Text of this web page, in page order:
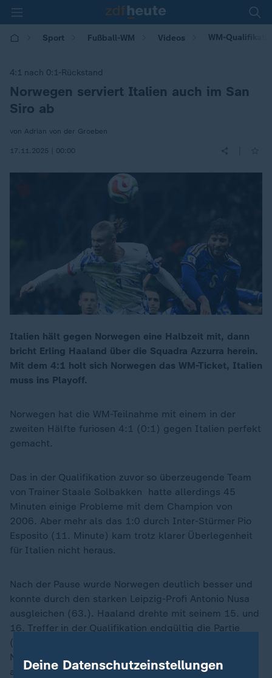
Sport Fußball-WM Videos WM-
4:1 nach 0:1-Rückstand
:Norwegen serviert Italien auch im San
Siro ab
von Adrian von der Groeben
17.11.2025 | 00:00
Italien hält gegen Norwegen eine Halbzeit mit, dann
bricht Erling Haaland über die Squadra Azzurra herein.
Mit dem 4:1 holt sich Norwegen das WM-Ticket, Italien
muss ins Playoff.
Norwegen hat die WM-Teilnahme mit einem in der
zweiten Hälfte furiosen 4:1 (0:1) gegen Italien perfekt
gemacht.
Das in der Qualifikation zuvor so überzeugende Team
von Trainer Staale Solbakken hatte allerdings 45
Minuten einige Probleme mit dem Champion von
2006. Aber mehr als das 1:0 durch Inter-Stürmer Pio
Esposito (11. Minute) kam trotz klarer Überlegenheit
für Italien nicht heraus.
Nach der Pause wurde Norwegen deutlich besser und
konnte durch den starken Leipzig-Profi Antonio Nusa
ausgleichen (63.). Haaland drehte mit seinem 15. und
16. Treffer in der Qualifikation endgültig die Partie
(78./79.). Jørgen Strand Larsen traf in der
Nachspielzeit zum 4:1-Endstand und machte den
achten Sieg im achten Match perfekt.
Deine Datenschutzeinstellungen